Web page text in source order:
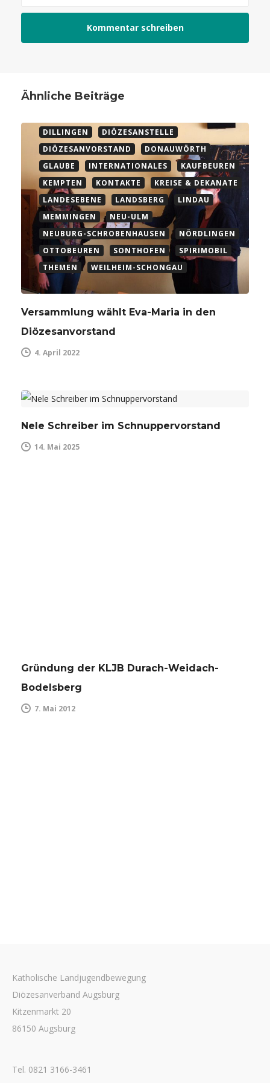
Ähnliche Beiträge
ARBEITSKREISE
ASAK
DILLINGEN
DIÖZESANSTELLE
DIÖZESANVORSTAND
DONAUWÖRTH
GLAUBE
INTERNATIONALES
KAUFBEUREN
KEMPTEN
KONTAKTE
KREISE & DEKANATE
LANDESEBENE
LANDSBERG
LINDAU
MEMMINGEN
NEU-ULM
NEUBURG-SCHROBENHAUSEN
NÖRDLINGEN
OTTOBEUREN
SONTHOFEN
SPIRIMOBIL
THEMEN
WEILHEIM-SCHONGAU
Versammlung wählt Eva-Maria in den
Diözesanvorstand
4. April 2022
AK BAUM
Nele Schreiber im Schnuppervorstand
14. Mai 2025
Gründung der KLJB Durach-Weidach-
Bodelsberg
7. Mai 2012
Katholische Landjugendbewegung
Diözesanverband Augsburg
Kitzenmarkt 20
86150 Augsburg
Tel. 0821 3166-3461